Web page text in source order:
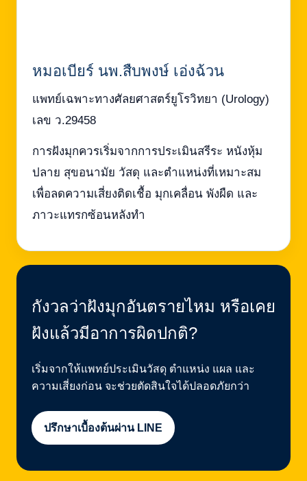
หมอเบียร์ นพ.สืบพงษ์ เอ่งฉ้วน
แพทย์เฉพาะทางศัลยศาสตร์ยูโรวิทยา (Urology)
เลข ว.29458
การฝังมุกควรเริ่มจากการประเมินสรีระ หนังหุ้ม
ปลาย สุขอนามัย วัสดุ และตำแหน่งที่เหมาะสม
เพื่อลดความเสี่ยงติดเชื้อ มุกเคลื่อน พังผืด และ
ภาวะแทรกซ้อนหลังทำ
กังวลว่าฝังมุกอันตรายไหม หรือเคย
ฝังแล้วมีอาการผิดปกติ?
เริ่มจากให้แพทย์ประเมินวัสดุ ตำแหน่ง แผล และ
ความเสี่ยงก่อน จะช่วยตัดสินใจได้ปลอดภัยกว่า
ปรึกษาเบื้องต้นผ่าน LINE